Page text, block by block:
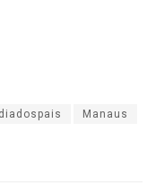
diadospais Manaus